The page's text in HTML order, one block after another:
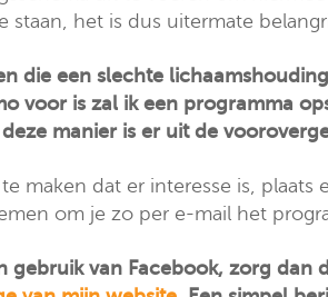
staan, het is dus uitermate
die een slechte
voor is zal ik een programma
manier is er uit de
maken dat er interesse is,
om je zo per e-mail het
gebruik van Facebook, zorg dan